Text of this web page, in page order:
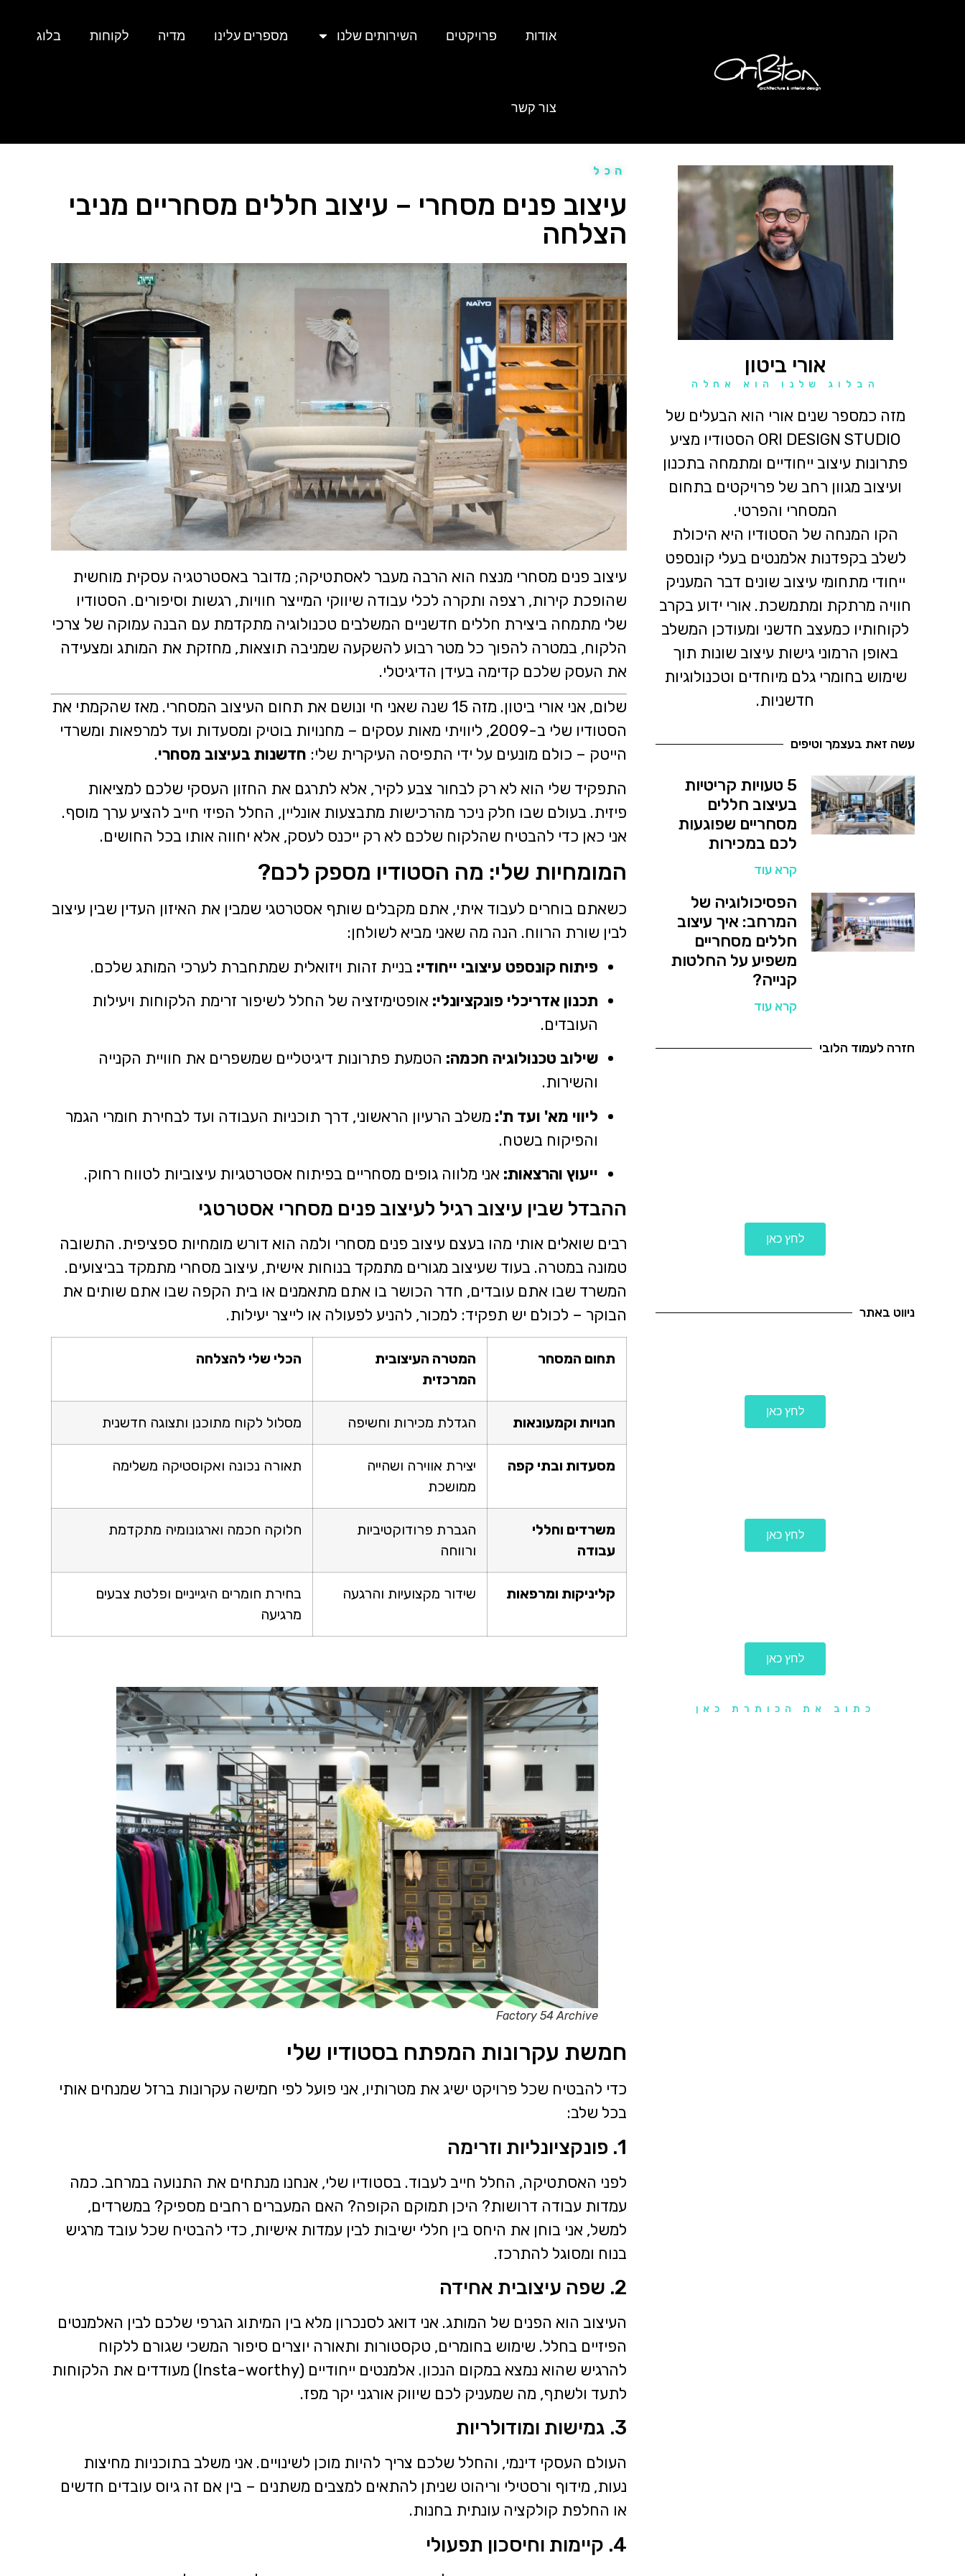
אודות פרויקטים השירותים שלנו מספרים עלינו מדיה לקוחות בלוג
צור קשר
אורי ביטון
הבלוג שלנו הוא אחלה
מזה כמספר שנים אורי הוא הבעלים של
ORI DESIGN STUDIO הסטודיו מציע
פתרונות עיצוב ייחודיים ומתמחה בתכנון
ועיצוב מגוון רחב של פרויקטים בתחום
המסחרי והפרטי.
הקו המנחה של הסטודיו היא היכולת
לשלב בקפדנות אלמנטים בעלי קונספט
ייחודי מתחומי עיצוב שונים דבר המעניק
חוויה מרתקת ומתמשכת. אורי ידוע בקרב
לקוחותיו כמעצב חדשני ומעודכן המשלב
באופן הרמוני גישות עיצוב שונות תוך
שימוש בחומרי גלם מיוחדים וטכנולוגיות
חדשניות.
עשה זאת בעצמך וטיפים
5 טעויות קריטיות
בעיצוב חללים
מסחריים שפוגעות
לכם במכירות
קרא עוד
הפסיכולוגיה של
המרחב: איך עיצוב
חללים מסחריים
משפיע על החלטות
קנייה?
קרא עוד
חזרה לעמוד הלובי
לחץ כאן
ניווט באתר
לחץ כאן
לחץ כאן
לחץ כאן
כתוב את הכותרת כאן
הכל
עיצוב פנים מסחרי – עיצוב חללים מסחריים מניבי
הצלחה
עיצוב פנים מסחרי מנצח הוא הרבה מעבר לאסתטיקה; מדובר באסטרטגיה עסקית מוחשית
שהופכת קירות, רצפה ותקרה לכלי עבודה שיווקי המייצר חוויות, רגשות וסיפורים. הסטודיו
שלי מתמחה ביצירת חללים חדשניים המשלבים טכנולוגיה מתקדמת עם הבנה עמוקה של צרכי
הלקוח, במטרה להפוך כל מטר רבוע להשקעה שמניבה תוצאות, מחזקת את המותג ומצעידה
את העסק שלכם קדימה בעידן הדיגיטלי.
שלום, אני אורי ביטון. מזה 15 שנה שאני חי ונושם את תחום העיצוב המסחרי. מאז שהקמתי את
הסטודיו שלי ב-2009, ליוויתי מאות עסקים – מחנויות בוטיק ומסעדות ועד למרפאות ומשרדי
הייטק – כולם מונעים על ידי התפיסה העיקרית שלי: חדשנות בעיצוב מסחרי.
התפקיד שלי הוא לא רק לבחור צבע לקיר, אלא לתרגם את החזון העסקי שלכם למציאות
פיזית. בעולם שבו חלק ניכר מהרכישות מתבצעות אונליין, החלל הפיזי חייב להציע ערך מוסף.
אני כאן כדי להבטיח שהלקוח שלכם לא רק ייכנס לעסק, אלא יחווה אותו בכל החושים.
המומחיות שלי: מה הסטודיו מספק לכם?
כשאתם בוחרים לעבוד איתי, אתם מקבלים שותף אסטרטגי שמבין את האיזון העדין שבין עיצוב
לבין שורת הרווח. הנה מה שאני מביא לשולחן:
פיתוח קונספט עיצובי ייחודי: בניית זהות ויזואלית שמתחברת לערכי המותג שלכם.
תכנון אדריכלי פונקציונלי: אופטימיזציה של החלל לשיפור זרימת הלקוחות ויעילות
העובדים.
שילוב טכנולוגיה חכמה: הטמעת פתרונות דיגיטליים שמשפרים את חוויית הקנייה
והשירות.
ליווי מא' ועד ת': משלב הרעיון הראשוני, דרך תוכניות העבודה ועד לבחירת חומרי הגמר
והפיקוח בשטח.
ייעוץ והרצאות: אני מלווה גופים מסחריים בפיתוח אסטרטגיות עיצוביות לטווח רחוק.
ההבדל שבין עיצוב רגיל לעיצוב פנים מסחרי אסטרטגי
רבים שואלים אותי מהו בעצם עיצוב פנים מסחרי ולמה הוא דורש מומחיות ספציפית. התשובה
טמונה במטרה. בעוד שעיצוב מגורים מתמקד בנוחות אישית, עיצוב מסחרי מתמקד בביצועים.
המשרד שבו אתם עובדים, חדר הכושר בו אתם מתאמנים או בית הקפה שבו אתם שותים את
הבוקר – לכולם יש תפקיד: למכור, להניע לפעולה או לייצר יעילות.
תחום המסחר
המטרה העיצובית
המרכזית
הכלי שלי להצלחה
חנויות וקמעונאות הגדלת מכירות וחשיפה מסלול לקוח מתוכנן ותצוגה חדשנית
מסעדות ובתי קפה
יצירת אווירה ושהייה
ממושכת
תאורה נכונה ואקוסטיקה משלימה
משרדים וחללי
עבודה
הגברת פרודוקטיביות
ורווחה
חלוקה חכמה וארגונומיה מתקדמת
קליניקות ומרפאות שידור מקצועיות והרגעה
בחירת חומרים היגייניים ופלטת צבעים
מרגיעה
Factory 54 Archive
חמשת עקרונות המפתח בסטודיו שלי
כדי להבטיח שכל פרויקט ישיג את מטרותיו, אני פועל לפי חמישה עקרונות ברזל שמנחים אותי
בכל שלב:
1. פונקציונליות וזרימה
לפני האסתטיקה, החלל חייב לעבוד. בסטודיו שלי, אנחנו מנתחים את התנועה במרחב. כמה
עמדות עבודה דרושות? היכן תמוקם הקופה? האם המעברים רחבים מספיק? במשרדים,
למשל, אני בוחן את היחס בין חללי ישיבות לבין עמדות אישיות, כדי להבטיח שכל עובד מרגיש
בנוח ומסוגל להתרכז.
2. שפה עיצובית אחידה
העיצוב הוא הפנים של המותג. אני דואג לסנכרון מלא בין המיתוג הגרפי שלכם לבין האלמנטים
הפיזיים בחלל. שימוש בחומרים, טקסטורות ותאורה יוצרים סיפור המשכי שגורם ללקוח
להרגיש שהוא נמצא במקום הנכון. אלמנטים ייחודיים (Insta-worthy) מעודדים את הלקוחות
לתעד ולשתף, מה שמעניק לכם שיווק אורגני יקר מפז.
3. גמישות ומודולריות
העולם העסקי דינמי, והחלל שלכם צריך להיות מוכן לשינויים. אני משלב בתוכניות מחיצות
נעות, מידוף ורסטילי וריהוט שניתן להתאים למצבים משתנים – בין אם זה גיוס עובדים חדשים
או החלפת קולקציה עונתית בחנות.
4. קיימות וחיסכון תפעולי